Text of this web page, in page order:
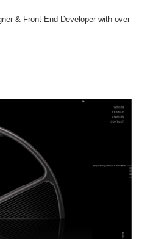
& Front-End Developer with over